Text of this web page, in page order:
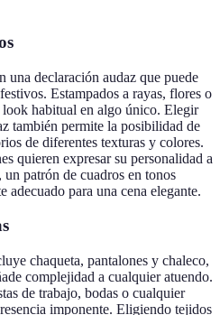
una declaración audaz que puede
Estampados a rayas, flores o
habitual en algo único. Elegir
también permite la posibilidad de
de diferentes texturas y colores.
quieren expresar su personalidad a
patrón de cuadros en tonos
adecuado para una cena elegante.
chaqueta, pantalones y chaleco,
complejidad a cualquier atuendo.
de trabajo, bodas o cualquier
imponente. Eligiendo tejidos